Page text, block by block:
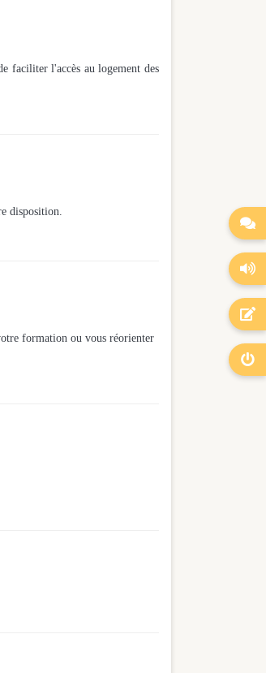
faciliter l'accès au logement des
disposition.
formation ou vous réorienter



